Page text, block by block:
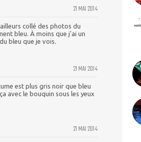
21 MAI 2014
collé des photos du
bleu. À moins que j'ai un
bleu que je vois.
21 MAI 2014
est plus gris noir que bleu
avec le bouquin sous les yeux
21 MAI 2014